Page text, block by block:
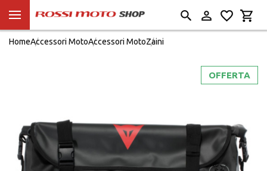
HomeAccessori MotoAccessori MotoZaini
OFFERTA